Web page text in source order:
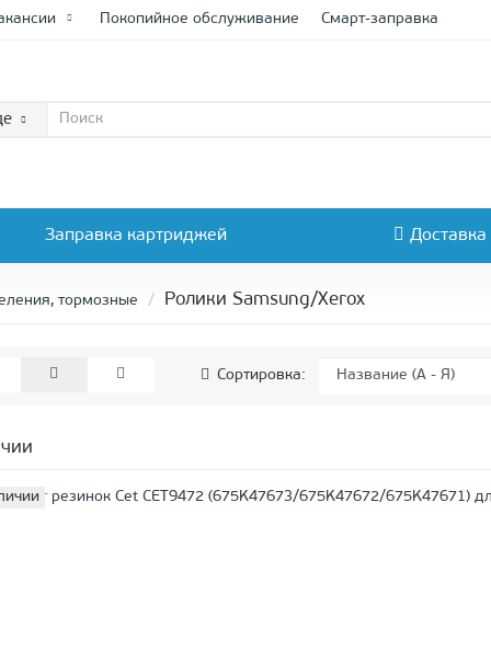
Покопийное обслуживание Смарт-заправка
Заправка картриджей Доставка
тормозные Ролики Samsung/Xerox
Сортировка: